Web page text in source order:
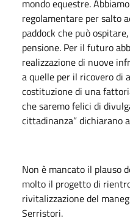
mondo equestre.
regolamentare per salto
paddock che può
pensione. Per il futuro
realizzazione di nuove
a quelle per il ricovero di
costituzione di una
che saremo felici di
cittadinanza” dichiarano
Non è mancato il plauso
molto il progetto di
rivitalizzazione del
Serristori.